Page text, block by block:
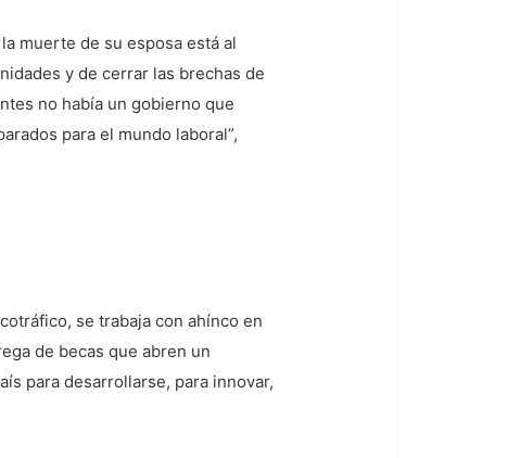
muerte de su esposa está al
y de cerrar las brechas de
no había un gobierno que
para el mundo laboral”,
se trabaja con ahínco en
de becas que abren un
para desarrollarse, para innovar,